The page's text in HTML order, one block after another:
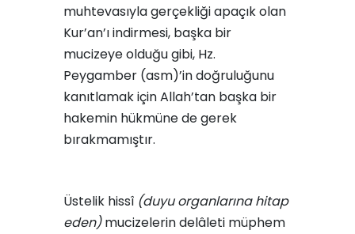
muhtevasıyla gerçekliği apaçık olan
Kur’an’ı indirmesi, başka bir
mucizeye olduğu gibi, Hz.
Peygamber (asm)’in doğruluğunu
kanıtlamak için Allah’tan başka bir
ha­kemin hükmüne de gerek
bırakmamıştır.
Üstelik hissî (duyu organla­rına hitap
eden)mucizelerin delâleti müphem